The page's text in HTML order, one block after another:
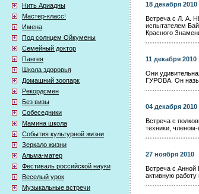
Нить Ариадны
Мастер-класс!
Имена
Под солнцем Ойкумены
Семейный доктор
Пангея
Школа здоровья
Домашний зоопарк
Рекордсмен
Без визы
Собеседники
Мамина школа
События культурной жизни
Зеркало жизни
Альма-матер
Фестиваль российской науки
Веселый урок
Музыкальные встречи
18 декабря 2010
Встреча с Л. А.
испытателем
Красного
11 декабря 2010
Они
ГУРОВА. Он
04 декабря 2010
Встреча с
техники,
27 ноября 2010
Встреча с
активную работу